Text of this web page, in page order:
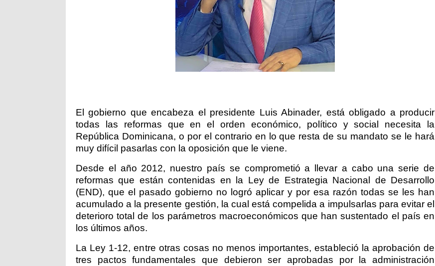
El gobierno que encabeza el presidente Luis Abinader, está obligado a producir
todas las reformas que en el orden económico, político y social necesita la
República Dominicana, o por el contrario en lo que resta de su mandato se le hará
muy difícil pasarlas con la oposición que le viene.
Desde el año 2012, nuestro país se comprometió a llevar a cabo una serie de
reformas que están contenidas en la Ley de Estrategia Nacional de Desarrollo
(END), que el pasado gobierno no logró aplicar y por esa razón todas se les han
acumulado a la presente gestión, la cual está compelida a impulsarlas para evitar el
deterioro total de los parámetros macroeconómicos que han sustentado el país en
los últimos años.
La Ley 1-12, entre otras cosas no menos importantes, estableció la aprobación de
tres pactos fundamentales que debieron ser aprobadas por la administración